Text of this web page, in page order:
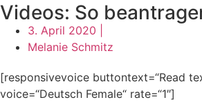
Videos: So
3. April 2020 |
Melanie Schmitz
[responsivevoice buttontext=“Read
voice=“Deutsch Female“ rate=“1″]